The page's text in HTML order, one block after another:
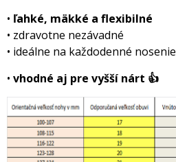
• ľahké, mäkké a flexibilné
• zdravotne nezávadné
• ideálne na každodenné nosenie
• vhodné aj pre vyšší nárt 👍